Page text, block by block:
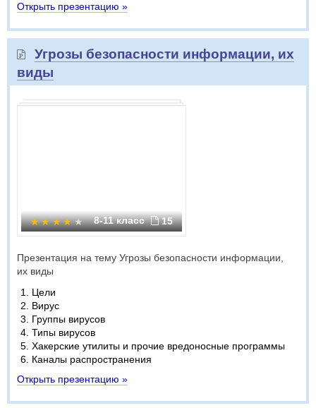
Открыть презентацию »
Угрозы безопасности информации, их
виды
8-11 класс 15
Презентация на тему Угрозы безопасности информации,
их виды
Цели
Вирус
Группы вирусов
Типы вирусов
Хакерские утилиты и прочие вредоносные программы
Каналы распространения
Открыть презентацию »